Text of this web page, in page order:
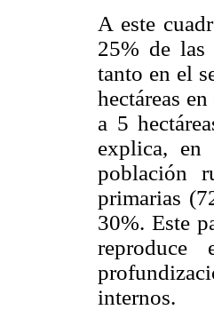
A este
25% de las
tanto en el
hectáreas
a 5
explica, en
población
primarias
30%. Este
internos.